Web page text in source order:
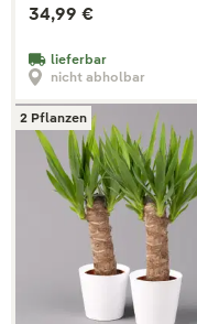
34,99 €
lieferbar
nicht abholbar
2 Pflanzen